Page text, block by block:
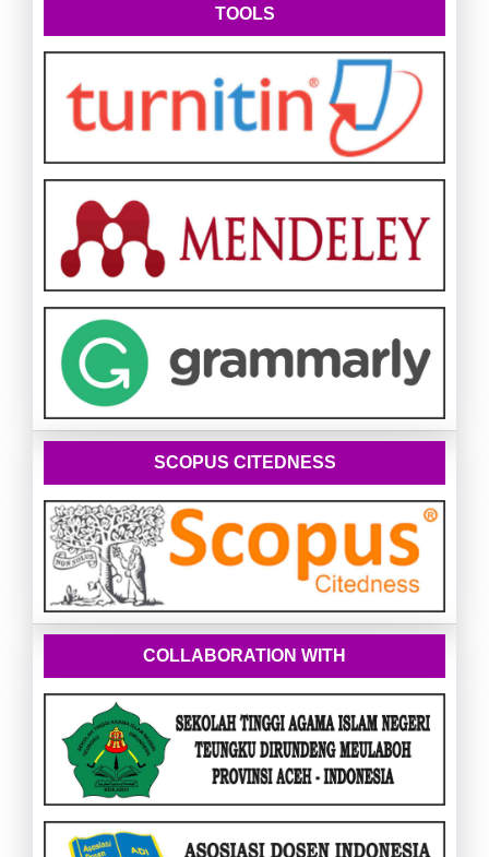
TOOLS
SCOPUS CITEDNESS
COLLABORATION WITH